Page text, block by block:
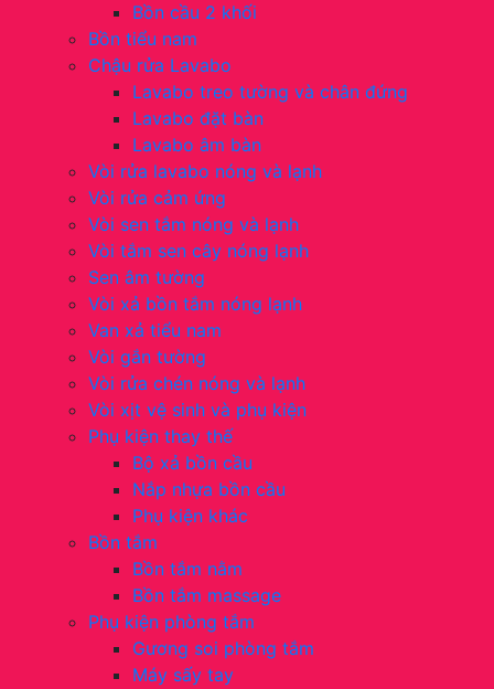
Bồn cầu 2 khối
Bồn tiểu nam
Chậu rửa Lavabo
Lavabo treo tường và chân đứng
Lavabo đặt bàn
Lavabo âm bàn
Vòi rửa lavabo nóng và lạnh
Vòi rửa cảm ứng
Vòi sen tắm nóng và lạnh
Vòi tắm sen cây nóng lạnh
Sen âm tường
Vòi xả bồn tắm nóng lạnh
Van xả tiểu nam
Vòi gắn tường
Vòi rửa chén nóng và lạnh
Vòi xịt vệ sinh và phụ kiện
Phụ kiện thay thế
Bộ xả bồn cầu
Nắp nhựa bồn cầu
Phụ kiện khác
Bồn tắm
Bồn tắm nằm
Bồn tắm massage
Phụ kiện phòng tắm
Gương soi phòng tắm
Máy sấy tay